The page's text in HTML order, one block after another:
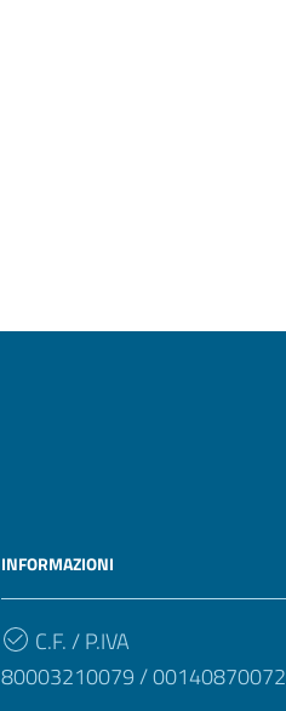
INFORMAZIONI
C.F. / P.IVA
80003210079 / 00140870072